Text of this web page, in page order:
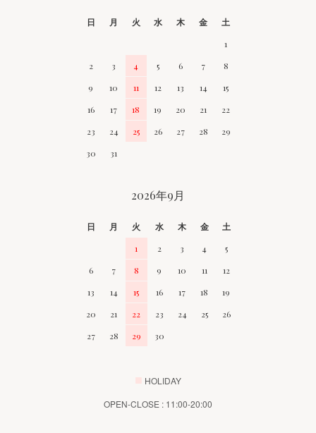
日 月 火 水 木 金
土
1
2
3 4 5 6 7
8
9
10 11 12 13 14
15
16
17 18 19 20 21
22
23
24 25 26 27 28
29
30
31
2026年9月
日 月 火 水 木 金
土
1
2 3 4
5
6
7 8 9 10 11
12
13
14 15 16 17 18
19
20
21 22 23 24 25
26
27
28 29 30
HOLIDAY
OPEN-CLOSE : 11:00-20:00